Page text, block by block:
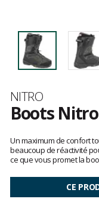
Marque
NITRO
Boots
avis
clients
Un maximum de confort
beaucoup de réactivité
ce que vous promet la
CE